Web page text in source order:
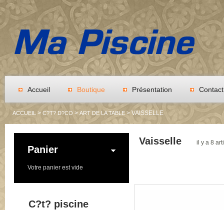
Accueil Boutique Présentation Contact
Panier
Votre panier est vide
C?t? piscine
ACCUEIL > C?T? D?CO > ART DE LA TABLE> VAISSELLE
Vaisselle il y a 8